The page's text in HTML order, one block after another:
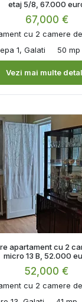
etaj 5/8, 67.000
67,000 €
cu 2 camere
1, Galati
50 mp
Vezi mai multe
apartament cu 2
micro 13 B, 52.000
52,000 €
cu 2 camere